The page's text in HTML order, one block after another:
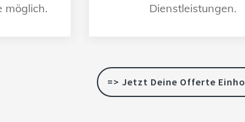
möglich.
Dienstleistungen.
=> Jetzt Deine Offerte